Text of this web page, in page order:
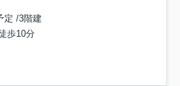
定 /3階建
歩10分